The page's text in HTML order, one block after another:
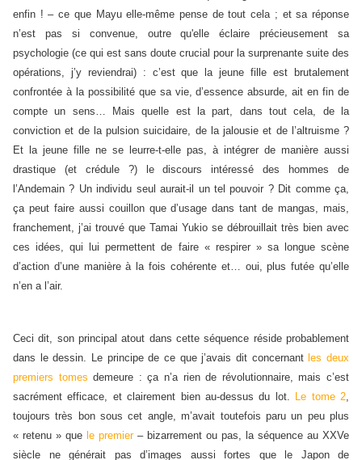
enfin ! – ce que Mayu elle-même pense de tout cela ; et sa réponse
n’est pas si convenue, outre qu'elle éclaire précieusement sa
psychologie (ce qui est sans doute crucial pour la surprenante suite des
opérations, j’y reviendrai) : c’est que la jeune fille est brutalement
confrontée à la possibilité que sa vie, d’essence absurde, ait en fin de
compte un sens… Mais quelle est la part, dans tout cela, de la
conviction et de la pulsion suicidaire, de la jalousie et de l’altruisme ?
Et la jeune fille ne se leurre-t-elle pas, à intégrer de manière aussi
drastique (et crédule ?) le discours intéressé des hommes de
l’Andemain ? Un individu seul aurait-il un tel pouvoir ? Dit comme ça,
ça peut faire aussi couillon que d’usage dans tant de mangas, mais,
franchement, j’ai trouvé que Tamai Yukio se débrouillait très bien avec
ces idées, qui lui permettent de faire « respirer » sa longue scène
d’action d’une manière à la fois cohérente et… oui, plus futée qu’elle
n’en a l’air.
Ceci dit, son principal atout dans cette séquence réside probablement
dans le dessin. Le principe de ce que j’avais dit concernant les deux
premiers tomes demeure : ça n’a rien de révolutionnaire, mais c’est
sacrément efficace, et clairement bien au-dessus du lot.
Le tome 2
toujours très bon sous cet angle, m’avait toutefois paru un peu plus
« retenu » que le premier– bizarrement ou pas, la séquence au XXVe
siècle ne générait pas d’images aussi fortes que le Japon de